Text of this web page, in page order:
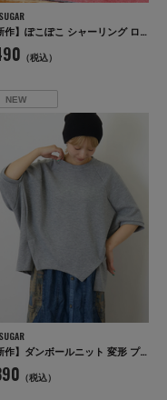
【秋新作】ぽこぽこ シャーリング ロング スカート
（税込）
NEW
【秋新作】ダンボールニット 変形 プルオーバー
（税込）